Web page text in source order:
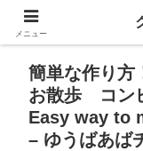
簡単な作り
お散歩 コン
Easy way to
– ゆうばあば
メニュー